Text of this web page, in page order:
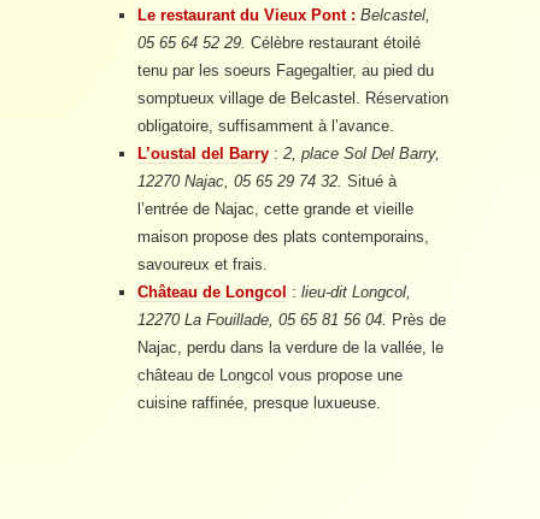
Le restaurant du Vieux Pont : Belcastel,
05 65 64 52 29. Célèbre restaurant étoilé
tenu par les soeurs Fagegaltier, au pied du
somptueux village de Belcastel. Réservation
obligatoire, suffisamment à l’avance.
L’oustal del Barry : 2, place Sol Del Barry,
12270 Najac, 05 65 29 74 32. Situé à
l’entrée de Najac, cette grande et vieille
maison propose des plats contemporains,
savoureux et frais.
Château de Longcol : lieu-dit Longcol,
12270 La Fouillade, 05 65 81 56 04. Près de
Najac, perdu dans la verdure de la vallée, le
château de Longcol vous propose une
cuisine raffinée, presque luxueuse.